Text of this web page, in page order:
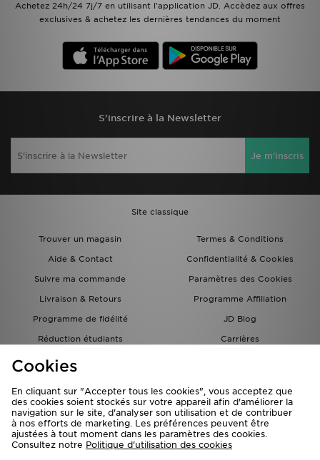
Achetez 24h/24 7j/7 en utilisant l'application JD. Accèdez aux offres
exclusives & achetez les dernières tendances du moment
S'inscrire à la Newsletter
Je m'inscris
Site classique
Trouver un magasin
Termes & Conditions
Aide & Contact
Confidentialité & Cookies
Suivre ma commande
Paramètres des Cookies
Livraison & Retours
Programme Affiliation
Programme de fidélité
JD Blog
Réduction étudiants
Carrières
Carte Cadeau
Cookies
En cliquant sur "Accepter tous les cookies", vous acceptez que
des cookies soient stockés sur votre appareil afin d'améliorer la
navigation sur le site, d'analyser son utilisation et de contribuer
à nos efforts de marketing. Les préférences peuvent être
ajustées à tout moment dans les paramètres des cookies.
Consultez notre Politique d'utilisation des cookies